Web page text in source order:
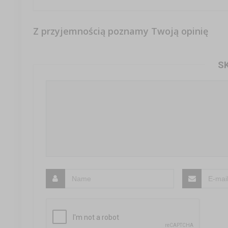
Z przyjemnością poznamy Twoją opinię